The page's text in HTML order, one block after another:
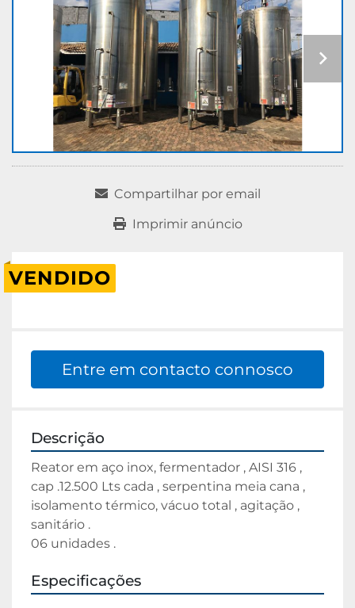
Compartilhar por email
Imprimir anúncio
VENDIDO
Entre em contacto connosco
Descrição
Reator em aço inox, fermentador , AISI 316 ,
cap .12.500 Lts cada , serpentina meia cana ,
isolamento térmico, vácuo total , agitação ,
sanitário .
06 unidades .
Especificações